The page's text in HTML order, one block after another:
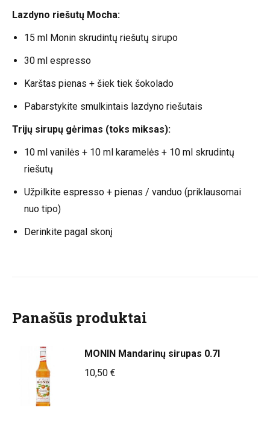
Lazdyno riešutų Mocha:
15 ml Monin skrudintų riešutų sirupo
30 ml espresso
Karštas pienas + šiek tiek šokolado
Pabarstykite smulkintais lazdyno riešutais
Trijų sirupų gėrimas (toks miksas):
10 ml vanilės + 10 ml karamelės + 10 ml skrudintų
riešutų
Užpilkite espresso + pienas / vanduo (priklausomai
nuo tipo)
Derinkite pagal skonį
Panašūs produktai
MONIN Mandarinų sirupas 0.7l
10,50 €